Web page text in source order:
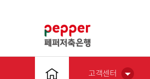
고객센터